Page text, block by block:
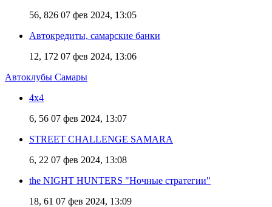
56, 826 07 фев 2024, 13:05
Автокредиты, самарские банки
12, 172 07 фев 2024, 13:06
Автоклубы Самары
4х4
6, 56 07 фев 2024, 13:07
STREET CHALLENGE SAMARA
6, 22 07 фев 2024, 13:08
the NIGHT HUNTERS "Ночные стратегии"
18, 61 07 фев 2024, 13:09